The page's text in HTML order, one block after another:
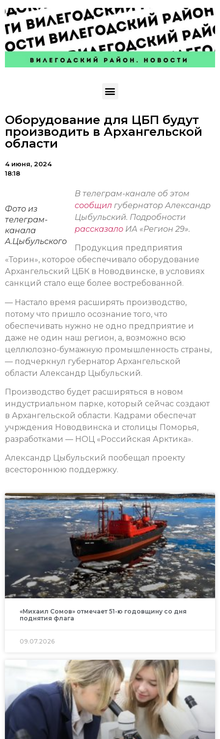
Оборудование для ЦБП будут
производить в Архангельской
области
4 июня, 2024
18:18
Фото из
телеграм-
канала
А.Цыбульского
В телеграм-канале об этом
сообщил губернатор Александр
Цыбульский. Подробности
рассказало ИА «Регион 29».
Продукция предприятия
«Торин», которое обеспечивало оборудование
Архангельский ЦБК в Новодвинске, в условиях
санкций стало еще более востребованной.
— Настало время расширять производство,
потому что пришло осознание того, что
обеспечивать нужно не одно предприятие и
даже не один наш регион, а, возможно всю
целлюлозно-бумажную промышленность страны,
— подчеркнул губернатор Архангельской
области Александр Цыбульский.
Производство будет расширяться в новом
индустриальном парке, который сейчас создают
в Архангельской области. Кадрами обеспечат
учрждения Новодвинска и столицы Поморья,
разработками — НОЦ «Российская Арктика».
Александр Цыбульский пообещал проекту
всестороннюю поддержку.
«Михаил Сомов» отмечает 51-ю годовщину со дня
поднятия флага
09.07.2026